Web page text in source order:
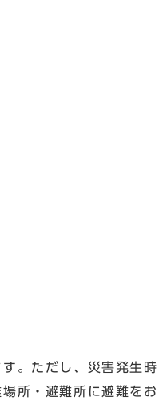
。ただし、災害発生時
所・避難所に避難をお